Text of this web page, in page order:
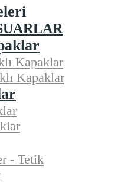
Kapaklar
Kapaklar
- Tetik